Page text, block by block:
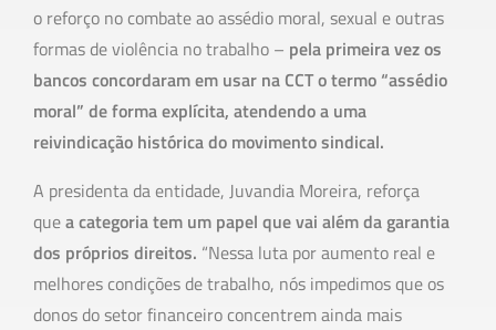
o reforço no combate ao assédio moral, sexual e outras
formas de violência no trabalho – pela primeira vez os
bancos concordaram em usar na CCT o termo “assédio
moral” de forma explícita, atendendo a uma
reivindicação histórica do movimento sindical.
A presidenta da entidade, Juvandia Moreira, reforça
quea categoria tem um papel que vai além da garantia
dos próprios direitos. “Nessa luta por aumento real e
melhores condições de trabalho, nós impedimos que os
donos do setor financeiro concentrem ainda mais